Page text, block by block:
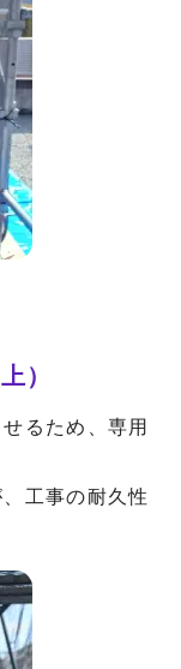
）
るため、専用
工事の耐久性